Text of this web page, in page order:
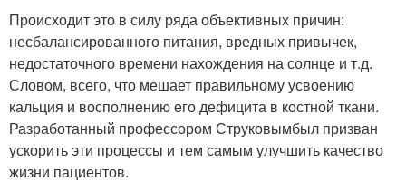
Происходит это в силу ряда объективных причин:
несбалансированного питания, вредных привычек,
недостаточного времени нахождения на солнце и т.д.
Словом, всего, что мешает правильному усвоению
кальция и восполнению его дефицита в костной ткани.
Разработанный профессором Струковымбыл призван
ускорить эти процессы и тем самым улучшить качество
жизни пациентов.